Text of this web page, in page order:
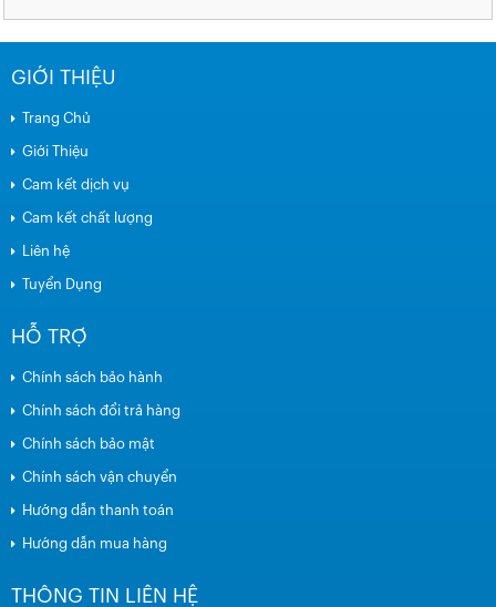
GIỚI THIỆU
Trang Chủ
Giới Thiệu
Cam kết dịch vụ
Cam kết chất lượng
Liên hệ
Tuyển Dụng
HỖ TRỢ
Chính sách bảo hành
Chính sách đổi trả hàng
Chính sách bảo mật
Chính sách vận chuyển
Hướng dẫn thanh toán
Hướng dẫn mua hàng
THÔNG TIN LIÊN HỆ